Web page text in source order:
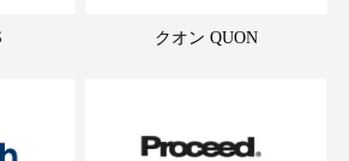
クオン QUON